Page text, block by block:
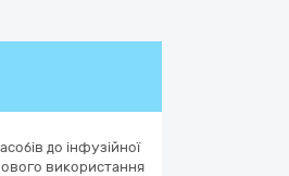
до інфузійної
використання